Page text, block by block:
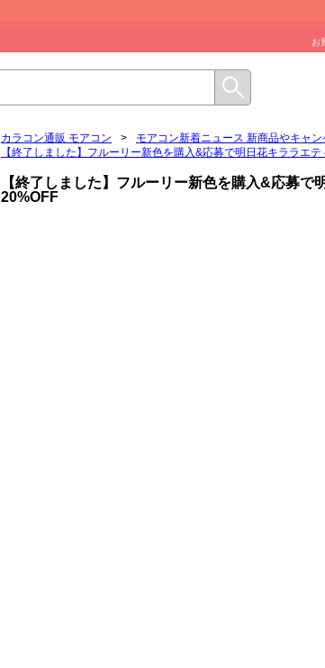
お
カラコン通販 モアコン > モアコン新着ニュース 新商品やキャ
【終了しました】フルーリー新色を購入&応募で明日花キララエ
【終了しました】フルーリー新色を購入&応募
20%OFF